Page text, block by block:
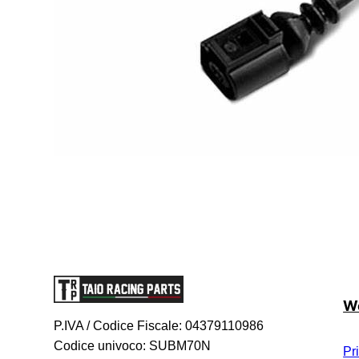
P.IVA / Codice Fiscale: 04379110986
Codice univoco: SUBM70N